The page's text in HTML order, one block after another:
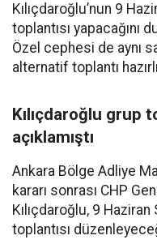
Kılıçdaroğlu’nun 9
toplantısı yapacağını
Özel cephesi de aynı
alternatif toplantı
Kılıçdaroğlu grup
açıklamıştı
Ankara Bölge Adliye
kararı sonrası CHP
Kılıçdaroğlu, 9
toplantısı